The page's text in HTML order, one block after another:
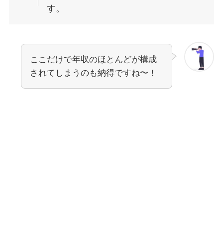
す。
ここだけで年収のほとんどが構成
されてしまうのも納得ですね〜！